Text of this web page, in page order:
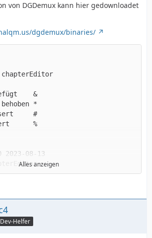
von DGDemux kann hier gedownloadet
dgdemux/binaries/
Alles anzeigen
Helfer